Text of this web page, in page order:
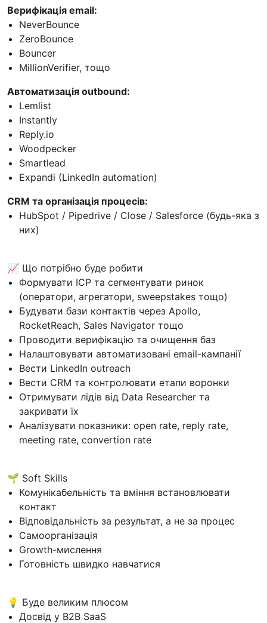
Верифікація email:
NeverBounce
ZeroBounce
Bouncer
MillionVerifier, тощо
Автоматизація outbound:
Lemlist
Instantly
Reply.io
Woodpecker
Smartlead
Expandi (LinkedIn automation)
CRM та організація процесів:
HubSpot / Pipedrive / Close / Salesforce (будь-яка з
них)
📈 Що потрібно буде робити
Формувати ICP та сегментувати ринок
(оператори, агрегатори, sweepstakes тощо)
Будувати бази контактів через Apollo,
RocketReach, Sales Navigator тощо
Проводити верифікацію та очищення баз
Налаштовувати автоматизовані email-кампанії
Вести LinkedIn outreach
Вести CRM та контролювати етапи воронки
Отримувати лідів від Data Researcher та
закривати їх
Аналізувати показники: open rate, reply rate,
meeting rate, convertion rate
🌱 Soft Skills
Комунікабельність та вміння встановлювати
контакт
Відповідальність за результат, а не за процес
Самоорганізація
Growth-мислення
Готовність швидко навчатися
💡 Буде великим плюсом
Досвід у B2B SaaS